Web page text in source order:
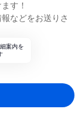
す！
などをお送りさ
案内を